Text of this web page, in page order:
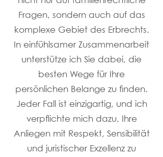
Fragen, sondern auch auf das
komplexe Gebiet des Erbrechts.
In einfühlsamer Zusammenarbeit
unterstütze ich Sie dabei, die
besten Wege für Ihre
persönlichen Belange zu finden.
Jeder Fall ist einzigartig, und ich
verpflichte mich dazu, Ihre
Anliegen mit Respekt, Sensibilität
und juristischer Exzellenz zu